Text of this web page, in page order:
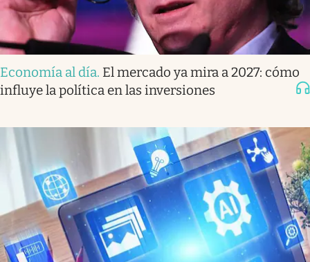
Economía al día. El mercado ya mira a 2027: cómo
influye la política en las inversiones